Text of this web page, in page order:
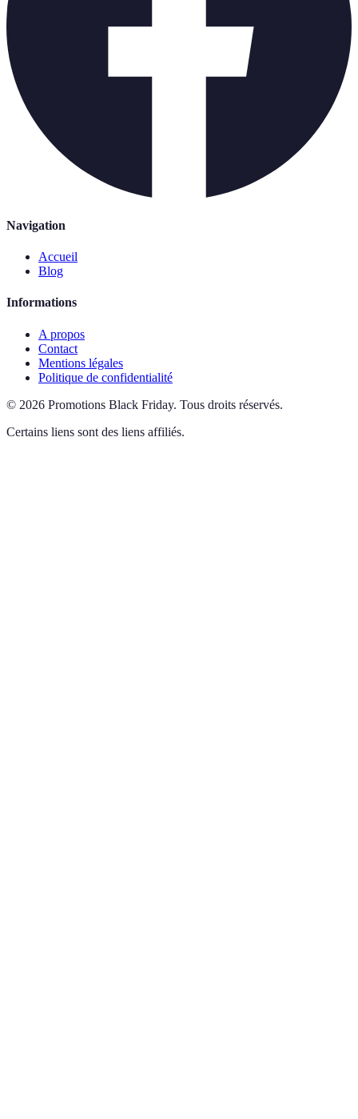
Navigation
Accueil
Blog
Informations
A propos
Contact
Mentions légales
Politique de confidentialité
© 2026 Promotions Black Friday. Tous droits réservés.
Certains liens sont des liens affiliés.